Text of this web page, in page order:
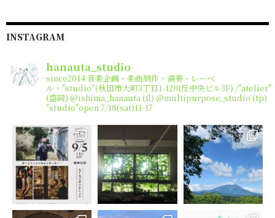
INSTAGRAM
hanauta_studio
since2014音楽企画・楽曲制作・演奏・レーベ
ル・"studio”(秋田市大町3丁目1-12川反中央ビル3F) /"atelier"
(盛岡) @ishima_hanauta (fl) @multipurpose_studio (tp)
"studio"open 7/18(sat)11-17